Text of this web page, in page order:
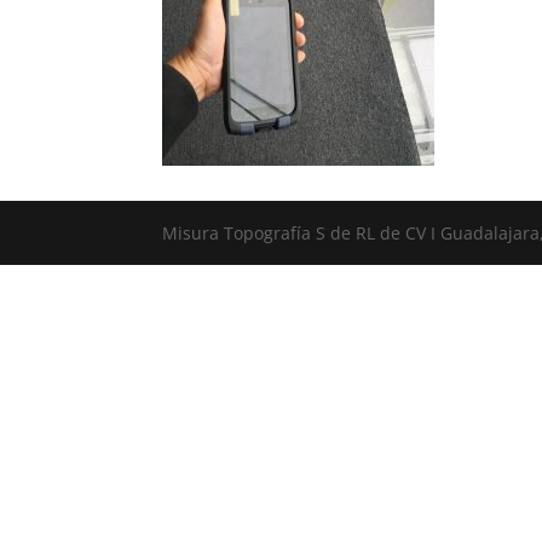
Misura Topografía S de RL de CV I